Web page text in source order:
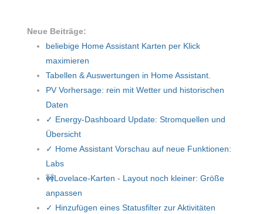
Neue Beiträge:
beliebige Home Assistant Karten per Klick
maximieren
Tabellen & Auswertungen in Home Assistant.
PV Vorhersage: rein mit Wetter und historischen
Daten
✓ Energy-Dashboard Update: Stromquellen und
Übersicht
✓ Home Assistant Vorschau auf neue Funktionen:
Labs
🚧Lovelace-Karten - Layout noch kleiner: Größe
anpassen
✓ Hinzufügen eines Statusfilter zur Aktivitäten